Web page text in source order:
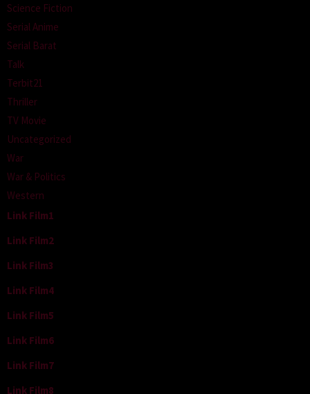
Science Fiction
Serial Anime
Serial Barat
Talk
Terbit21
Thriller
TV Movie
Uncategorized
War
War & Politics
Western
Link Film1
Link Film2
Link Film3
Link Film4
Link Film5
Link Film6
Link Film7
Link Film8